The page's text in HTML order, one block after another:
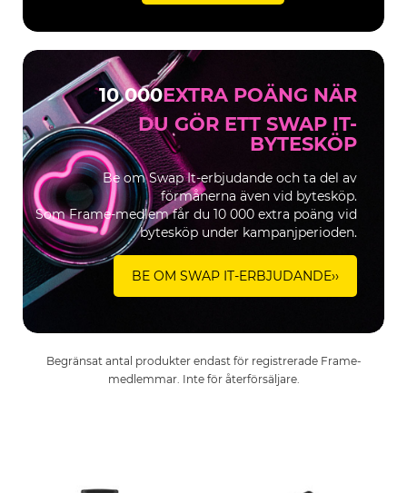
10 000EXTRA POÄNG NÄR
DU GÖR ETT SWAP IT-
BYTESKÖP
Be om Swap It-erbjudande och ta del av
förmånerna även vid bytesköp.
Som Frame-medlem får du 10 000 extra poäng vid
bytesköp under kampanjperioden.
BE OM SWAP IT-ERBJUDANDE››
Begränsat antal produkter endast för registrerade Frame-
medlemmar. Inte för återförsäljare.